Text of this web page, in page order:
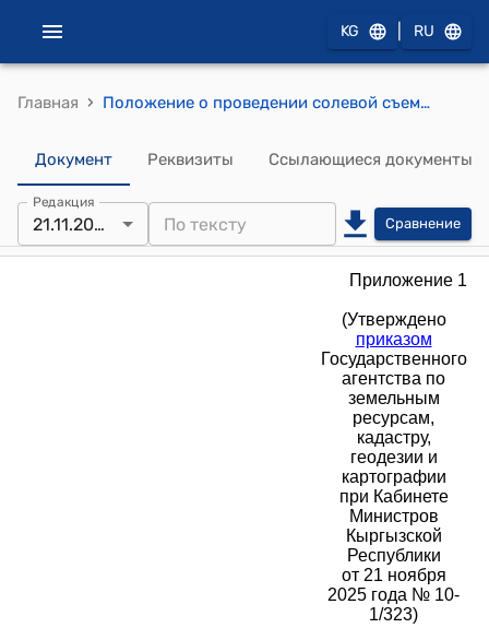
KG RU
Главная › Положение о проведении солевой съемки на мелиорированных землях Кыргызской Республики (Утверждено приказом Государственного агентства по земельным ресурсам, кадастру, геодезии и картографии при Кабинете Министров Кыргызской Республики от 21 ноября 2025 года № 10-1/323)
Документ Реквизиты Ссылающиеся документы
Редакция
21.11.2025 Сравнение